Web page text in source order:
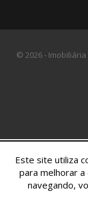
© 2026 - Imobiliária
Este site utiliza
para melhorar a
navegando,